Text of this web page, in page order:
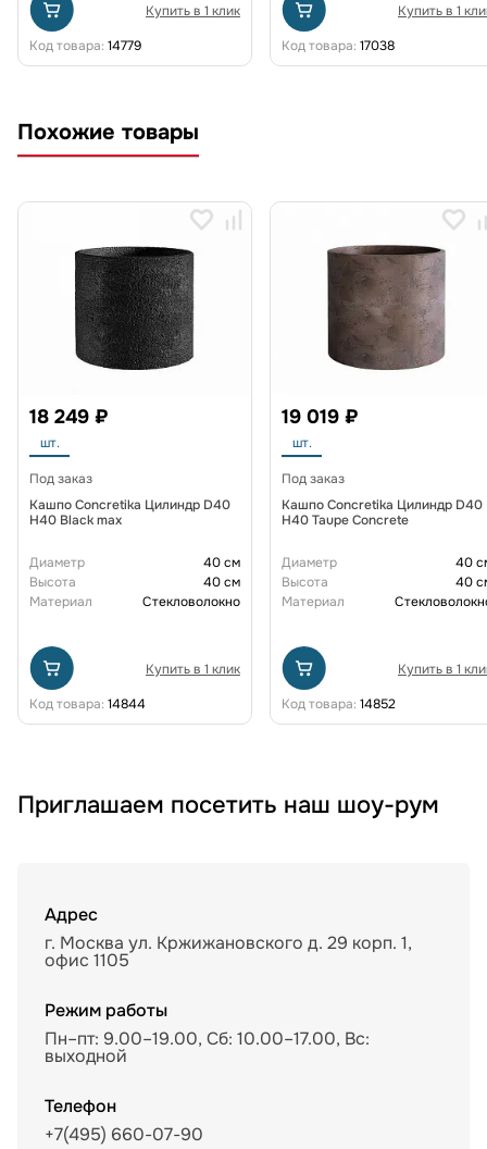
Купить в 1 клик
Код товара: 14779
Купить в 1
Код товара: 17038
Похожие товары
18 249 ₽
шт.
Под заказ
Кашпо Concretika Цилиндр D40
H40 Black max
Диаметр
40 см
Высота
40 см
Материал
Стекловолокно
Купить в 1 клик
Код товара: 14844
19 019 ₽
шт.
Под заказ
Кашпо Concretika Цилиндр D40
H40 Taupe Concrete
Диаметр
40
Высота
40
Материал
Купить в 1
Код товара: 14852
Приглашаем посетить наш шоу-рум
Адрес
г. Москва ул. Кржижановского д. 29 корп. 1,
офис 1105
Режим работы
Пн–пт: 9.00–19.00, Сб: 10.00–17.00, Вс:
выходной
Телефон
+7(495) 660-07-90